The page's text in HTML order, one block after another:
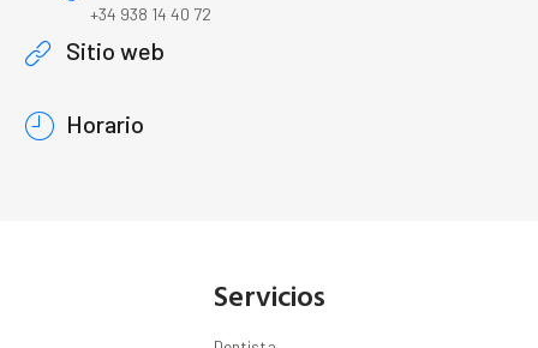
+34 938 14 40 72
Sitio web
Horario
Servicios